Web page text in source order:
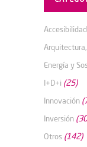
Accesibilidad
Energía y
I+D+i (25)
Innovación
Inversión
Otros (142)